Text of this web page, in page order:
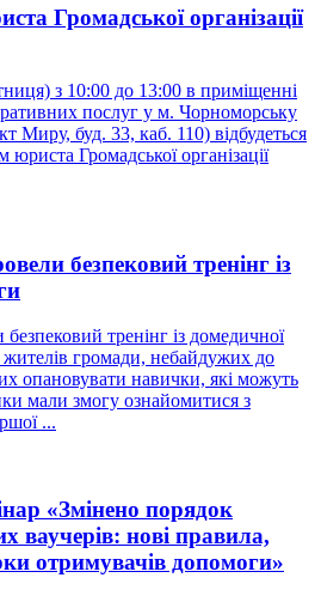
Громадської організації
з 10:00 до 13:00 в приміщенні
послуг у м. Чорноморську
Миру, буд. 33, каб. 110) відбудеться
Громадської організації
безпековий тренінг із
тренінг із домедичної
громади, небайдужих до
опановувати навички, які можуть
мали змогу ознайомитися з
...
«Змінено порядок
ваучерів: нові правила,
отримувачів допомоги»